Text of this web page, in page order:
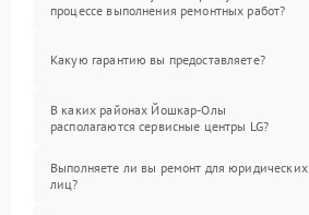
процессе выполнения ремонтных работ?
Какую гарантию вы предоставляете?
В каких районах Йошкар-Олы
располагаются сервисные центры LG?
Выполняете ли вы ремонт для юридических
лиц?